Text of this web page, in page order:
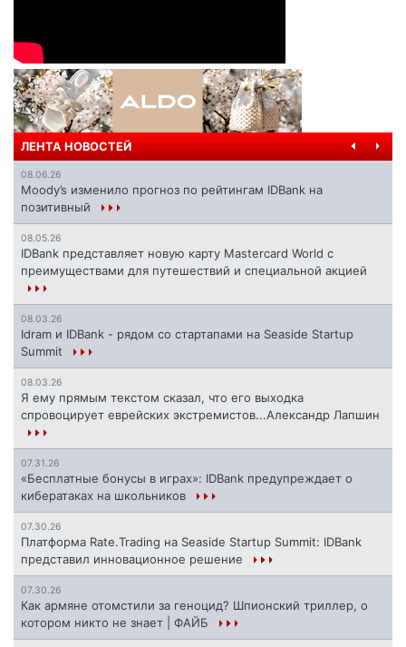
ЛЕНТА НОВОСТЕЙ
08.06.26
Moody’s изменило прогноз по рейтингам IDBank на
позитивный
08.05.26
IDBank представляет новую карту Mastercard World с
преимуществами для путешествий и специальной акцией
08.03.26
Idram и IDBank - рядом со стартапами на Seaside Startup
Summit
08.03.26
Я ему прямым текстом сказал, что его выходка
спровоцирует еврейских экстремистов...Александр Лапшин
07.31.26
«Бесплатные бонусы в играх»: IDBank предупреждает о
кибератаках на школьников
07.30.26
Платформа Rate.Trading на Seaside Startup Summit: IDBank
представил инновационное решение
07.30.26
Как армяне отомстили за геноцид? Шпионский триллер, о
котором никто не знает | ФАЙБ